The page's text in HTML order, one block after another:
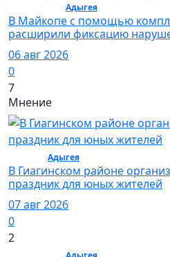
Адыгея/ Общество
В Майкопе с помощью
расширили фиксацию
06 авг 2026
0
7
Мнение
Адыгея/ Спорт
В Гиагинском районе
праздник для юных жителей
07 авг 2026
0
2